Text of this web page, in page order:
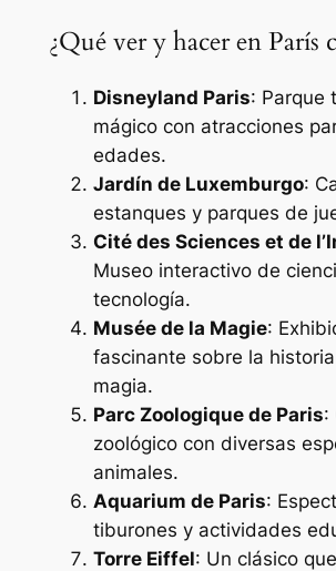
¿Qué ver y hacer en París
Disneyland Paris: Parque
mágico con atracciones
edades.
Jardín de Luxemburgo:
estanques y parques de
Cité des Sciences et de
Museo interactivo de
tecnología.
Musée de la Magie:
fascinante sobre la
magia.
Parc Zoologique de Paris:
zoológico con diversas
animales.
Aquarium de Paris:
tiburones y actividades
Torre Eiffel: Un clásico